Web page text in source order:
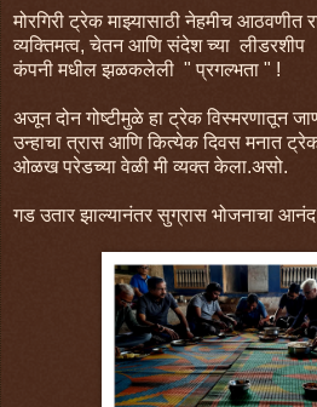
मोरगिरी ट्रेक माझ्यासाठी नेहमीच आठवणीत
व्यक्तिमत्व, चेतन आणि संदेश च्या लीडरशीप
कंपनी मधील झळकलेली " प्रगल्भता " !
अजून दोन गोष्टीमुळे हा ट्रेक विस्मरणातून
उन्हाचा त्रास आणि कित्येक दिवस मनात
ओळख परेडच्या वेळी मी व्यक्त केला.असो.
गड उतार झाल्यानंतर सुग्रास भोजनाचा